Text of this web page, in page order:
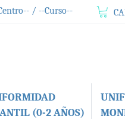
/ --Curso--
(0-2 AÑOS)